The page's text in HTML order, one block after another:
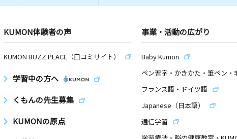
KUMON体験者の声
KUMON BUZZ PLACE（口コミサイト）
学習中の方へ
くもんの先生募集
KUMONの原点
事業・活動の広がり
Baby Kumon
ペン習字・かきかた・筆ペン・
フランス語・ドイツ語
Japanese（日本語）
通信学習